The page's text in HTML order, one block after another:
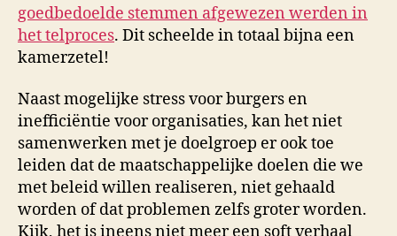
goedbedoelde stemmen afgewezen werden in
het telproces. Dit scheelde in totaal bijna een
kamerzetel!
Naast mogelijke stress voor burgers en
inefficiëntie voor organisaties, kan het niet
samenwerken met je doelgroep er ook toe
leiden dat de maatschappelijke doelen die we
met beleid willen realiseren, niet gehaald
worden of dat problemen zelfs groter worden.